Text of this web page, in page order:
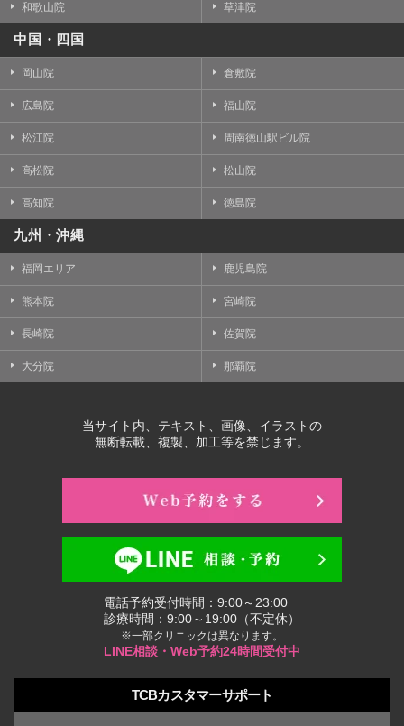
和歌山院 草津院
中国・四国
岡山院 倉敷院
広島院 福山院
松江院 周南徳山駅ビル院
高松院 松山院
高知院 徳島院
九州・沖縄
福岡エリア 鹿児島院
熊本院 宮崎院
長崎院 佐賀院
大分院 那覇院
当サイト内、テキスト、画像、イラストの
無断転載、複製、加工等を禁じます。
電話予約受付時間：9:00～23:00
診療時間：9:00～19:00（不定休）
※一部クリニックは異なります。
LINE相談・Web予約24時間受付中
TCBカスタマーサポート